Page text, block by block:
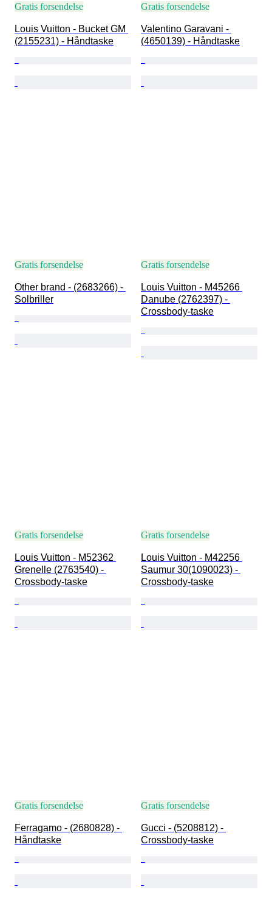
Gratis forsendelse
Louis Vuitton - Bucket GM
(2155231) - Håndtaske
Gratis forsendelse
Valentino Garavani -
(4650139) - Håndtaske
Gratis forsendelse
Other brand - (2683266) -
Solbriller
Gratis forsendelse
Louis Vuitton - M45266
Danube (2762397) -
Crossbody-taske
Gratis forsendelse
Louis Vuitton - M52362
Grenelle (2763540) -
Crossbody-taske
Gratis forsendelse
Louis Vuitton - M42256
Saumur 30(1090023) -
Crossbody-taske
Gratis forsendelse
Ferragamo - (2680828) -
Håndtaske
Gratis forsendelse
Gucci - (5208812) -
Crossbody-taske